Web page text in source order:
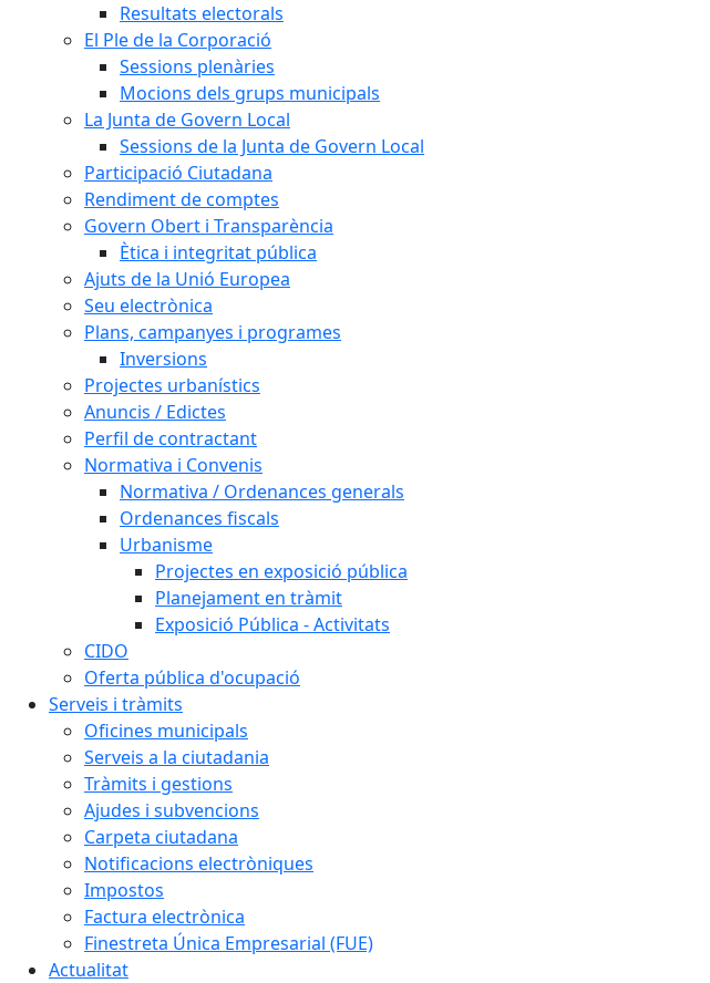
Resultats electorals
El Ple de la Corporació
Sessions plenàries
Mocions dels grups municipals
La Junta de Govern Local
Sessions de la Junta de Govern Local
Participació Ciutadana
Rendiment de comptes
Govern Obert i Transparència
Ètica i integritat pública
Ajuts de la Unió Europea
Seu electrònica
Plans, campanyes i programes
Inversions
Projectes urbanístics
Anuncis / Edictes
Perfil de contractant
Normativa i Convenis
Normativa / Ordenances generals
Ordenances fiscals
Urbanisme
Projectes en exposició pública
Planejament en tràmit
Exposició Pública - Activitats
CIDO
Oferta pública d'ocupació
Serveis i tràmits
Oficines municipals
Serveis a la ciutadania
Tràmits i gestions
Ajudes i subvencions
Carpeta ciutadana
Notificacions electròniques
Impostos
Factura electrònica
Finestreta Única Empresarial (FUE)
Actualitat